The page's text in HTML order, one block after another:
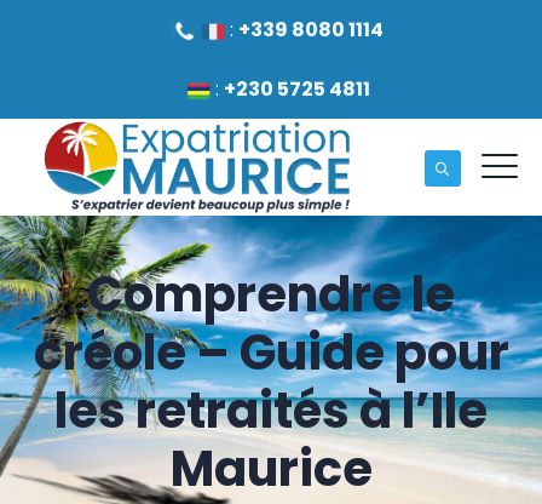
: +339 8080 1114
: +230 5725 4811
Comprendre le
créole – Guide pour
les retraités à l’Ile
Maurice